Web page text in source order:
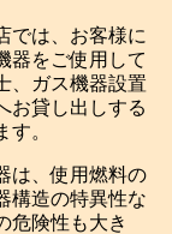
では、お客様に
器をご使用して
、ガス機器設置
お貸し出しする
。
は、使用燃料の
構造の特異性な
危険性も大き